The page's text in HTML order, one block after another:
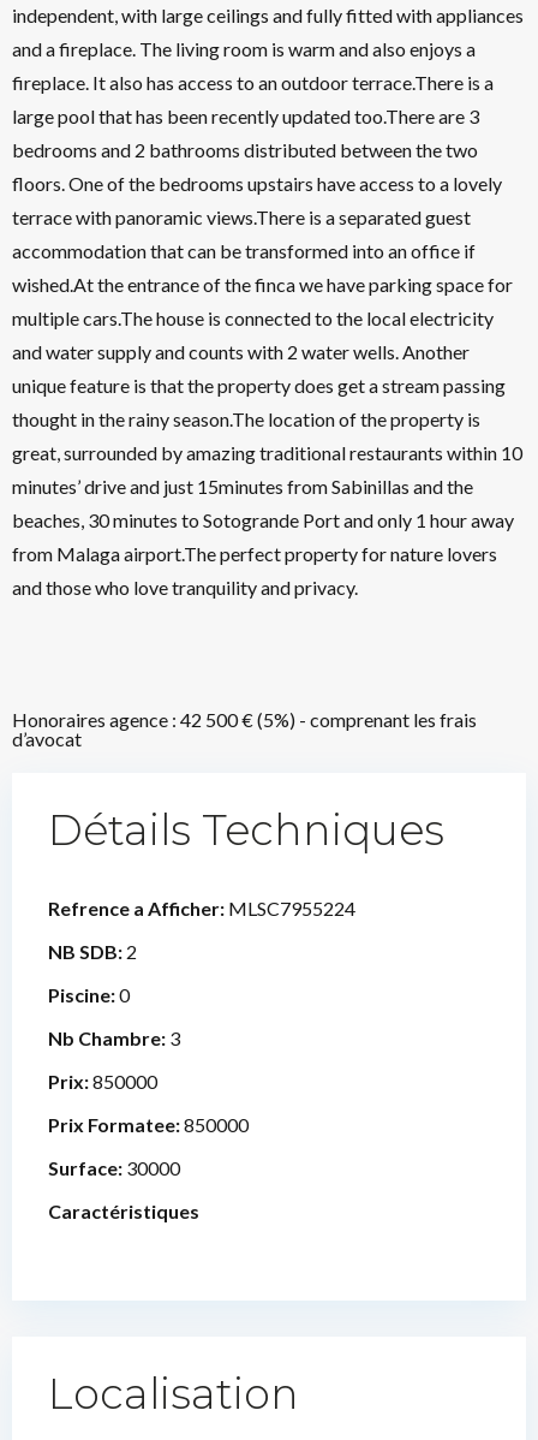
independent, with large ceilings and fully fitted with appliances
and a fireplace. The living room is warm and also enjoys a
fireplace. It also has access to an outdoor terrace.There is a
large pool that has been recently updated too.There are 3
bedrooms and 2 bathrooms distributed between the two
floors. One of the bedrooms upstairs have access to a lovely
terrace with panoramic views.There is a separated guest
accommodation that can be transformed into an office if
wished.At the entrance of the finca we have parking space for
multiple cars.The house is connected to the local electricity
and water supply and counts with 2 water wells. Another
unique feature is that the property does get a stream passing
thought in the rainy season.The location of the property is
great, surrounded by amazing traditional restaurants within 10
minutes’ drive and just 15minutes from Sabinillas and the
beaches, 30 minutes to Sotogrande Port and only 1 hour away
from Malaga airport.The perfect property for nature lovers
and those who love tranquility and privacy.
Honoraires agence : 42 500 € (5%) - comprenant les frais
d’avocat
Détails Techniques
Refrence a Afficher: MLSC7955224
NB SDB: 2
Piscine:0
Nb Chambre: 3
Prix:850000
Prix Formatee:850000
Surface: 30000
Caractéristiques
Localisation